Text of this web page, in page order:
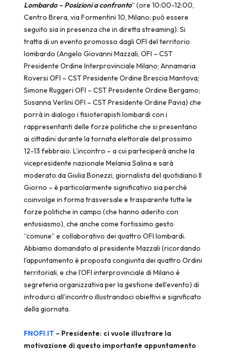
Lombardo – Posizioni a confronto” (ore 10:00-12:00,
Centro Brera, via Formentini 10, Milano; può essere
seguito sia in presenza che in diretta streaming). Si
tratta di un evento promosso dagli OFI del territorio
lombardo (Angelo Giovanni Mazzali, OFI – CST
Presidente Ordine Interprovinciale Milano; Annamaria
Roversi OFI – CST Presidente Ordine Brescia Mantova;
Simone Ruggeri OFI – CST Presidente Ordine Bergamo;
Susanna Verlini OFI – CST Presidente Ordine Pavia) che
porrà in dialogo i fisioterapisti lombardi con i
rappresentanti delle forze politiche che si presentano
ai cittadini durante la tornata elettorale del prossimo
12-13 febbraio. L’incontro – a cui parteciperà anche la
vicepresidente nazionale Melania Salina e sarà
moderato da Giulia Bonezzi, giornalista del quotidiano Il
Giorno – è particolarmente significativo sia perché
coinvolge in forma trasversale e trasparente tutte le
forze politiche in campo (che hanno aderito con
entusiasmo), che anche come fortissimo gesto
“comune” e collaborativo dei quattro OFI lombardi.
Abbiamo domandato al presidente Mazzali (ricordando
l’appuntamento è proposta congiunta dei quattro Ordini
territoriali, e che l’OFI interprovinciale di Milano è
segreteria organizzativa per la gestione dell’evento) di
introdurci all’incontro illustrandoci obiettivi e significato
della giornata.
FNOFI.IT – Presidente: ci vuole illustrare la
motivazione di questo importante appuntamento